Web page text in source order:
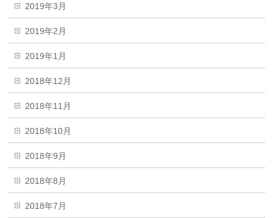
2019年3月
2019年2月
2019年1月
2018年12月
2018年11月
2018年10月
2018年9月
2018年8月
2018年7月